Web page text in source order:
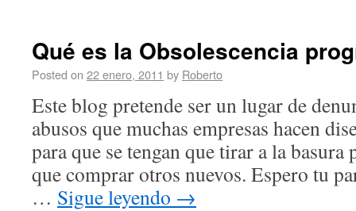
Qué es la Obsolescencia
Posted on 22 enero, 2011 by Roberto
Este blog pretende ser un lugar de
abusos que muchas empresas hacen
para que se tengan que tirar a la
que comprar otros nuevos. Espero tu
… Sigue leyendo →